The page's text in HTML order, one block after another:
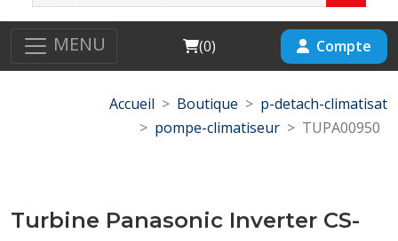
MENU Cart
(0) Compte
Accueil Boutique
p-detach-climatisat
pompe-climatiseur
TUPA00950
Turbine Panasonic Inverter CS-